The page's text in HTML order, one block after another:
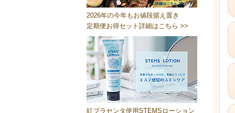
2026年の今年もお値段据え置き
定期便お得セット詳細はこちら >>
紅プラセンタ使用STEMSローション